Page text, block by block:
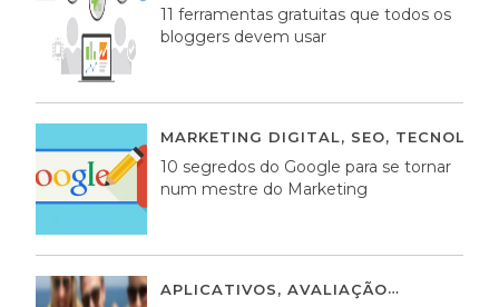
11 ferramentas gratuitas que todos os
bloggers devem usar
MARKETING DIGITAL, SEO,
10 segredos do Google para se tornar
num mestre do Marketing
APLICATIVOS, AVALIAÇÃO